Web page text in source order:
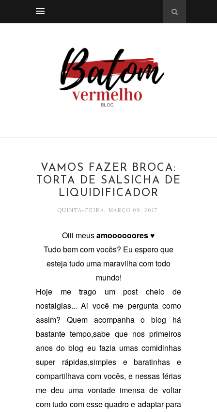
VAMOS FAZER BROCA:
TORTA DE SALSICHA DE
LIQUIDIFICADOR
QUINTA-FEIRA, MARÇO 09, 2017
Oiii meusamoooooores ♥
Tudo bem com vocês? Eu espero que
esteja tudo uma maravilha com todo
mundo!
Hoje me trago um post cheio de
nostalgias... Ai você me pergunta como
assim? Quem acompanha o blog há
bastante tempo,sabe que nos primeiros
anos do blog eu fazia umas comidinhas
super rápidas,simples e baratinhas e
compartilhava com vocês, e nessas férias
me deu uma vontade imensa de voltar
com tudo com esse quadro e adaptar para